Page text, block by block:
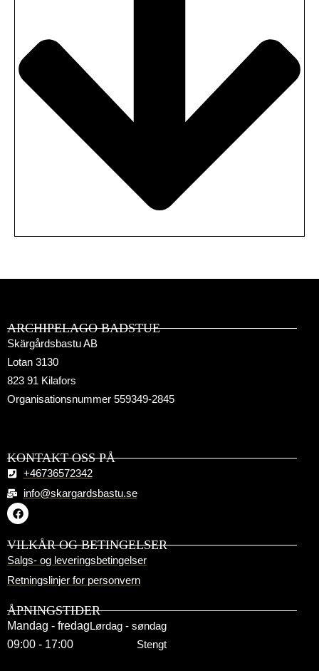
ARCHIPELAGO BADSTUE
Skärgårdsbastu AB
Lotan 3130
823 91 Kilafors
Organisationsnummer 559349-2845
KONTAKT OSS PÅ
+46736572342
info@skargardsbastu.se
VILKÅR OG BETINGELSER
Salgs- og leveringsbetingelser
Retningslinjer for personvern
ÅPNINGSTIDER
Mandag - fredag
09:00 - 17:00
Lørdag - søndag
Stengt